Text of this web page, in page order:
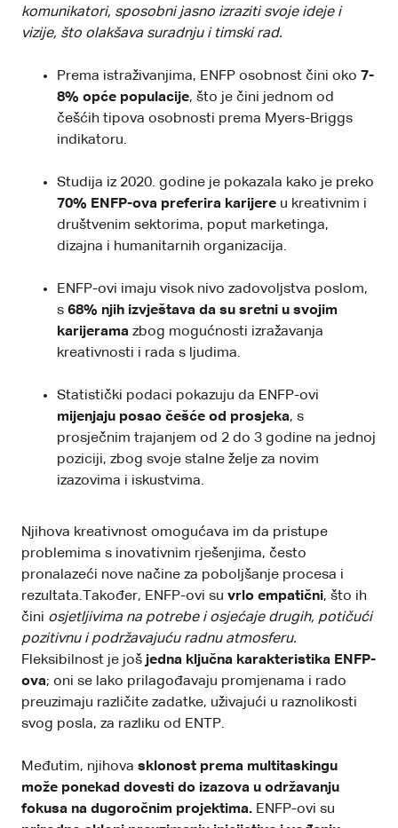
komunikatori, sposobni jasno izraziti svoje ideje i
vizije, što olakšava suradnju i timski rad.
Prema istraživanjima, ENFP osobnost čini oko 7-
8% opće populacije, što je čini jednom od
češćih tipova osobnosti prema Myers-Briggs
indikatoru.
Studija iz 2020. godine je pokazala kako je preko
70% ENFP-ova preferira karijere u kreativnim i
društvenim sektorima, poput marketinga,
dizajna i humanitarnih organizacija.
ENFP-ovi imaju visok nivo zadovoljstva poslom,
s 68% njih izvještava da su sretni u svojim
karijerama zbog mogućnosti izražavanja
kreativnosti i rada s ljudima.
Statistički podaci pokazuju da ENFP-ovi
mijenjaju posao češće od prosjeka, s
prosječnim trajanjem od 2 do 3 godine na jednoj
poziciji, zbog svoje stalne želje za novim
izazovima i iskustvima.
Njihova kreativnost omogućava im da pristupe
problemima s inovativnim rješenjima, često
pronalazeći nove načine za poboljšanje procesa i
rezultata.Također, ENFP-ovi su vrlo empatični, što ih
čini osjetljivima na potrebe i osjećaje drugih, potičući
pozitivnu i podržavajuću radnu atmosferu.
Fleksibilnost je još jedna ključna karakteristika ENFP-
ova; oni se lako prilagođavaju promjenama i rado
preuzimaju različite zadatke, uživajući u raznolikosti
svog posla, za razliku od ENTP.
Međutim, njihova sklonost prema multitaskingu
može ponekad dovesti do izazova u održavanju
fokusa na dugoročnim projektima. ENFP-ovi su